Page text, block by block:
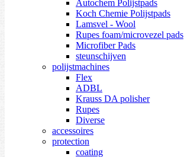
Autochem Polijstpads
Koch Chemie Polijstpads
Lamsvel - Wool
Rupes foam/microvezel pads
Microfiber Pads
steunschijven
polijstmachines
Flex
ADBL
Krauss DA polisher
Rupes
Diverse
accessoires
protection
coating